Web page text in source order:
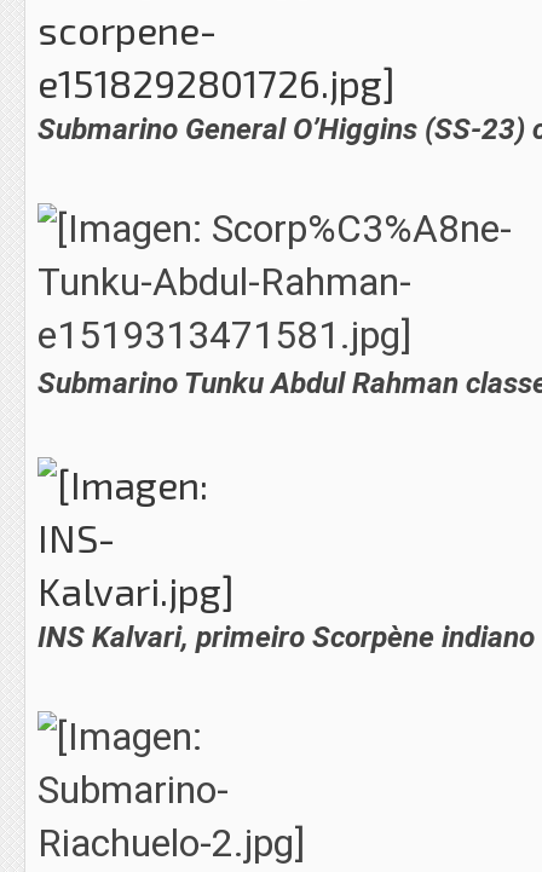
Submarino General O’Higgins (SS-
Submarino Tunku Abdul Rahman
INS Kalvari, primeiro Scorpène indiano